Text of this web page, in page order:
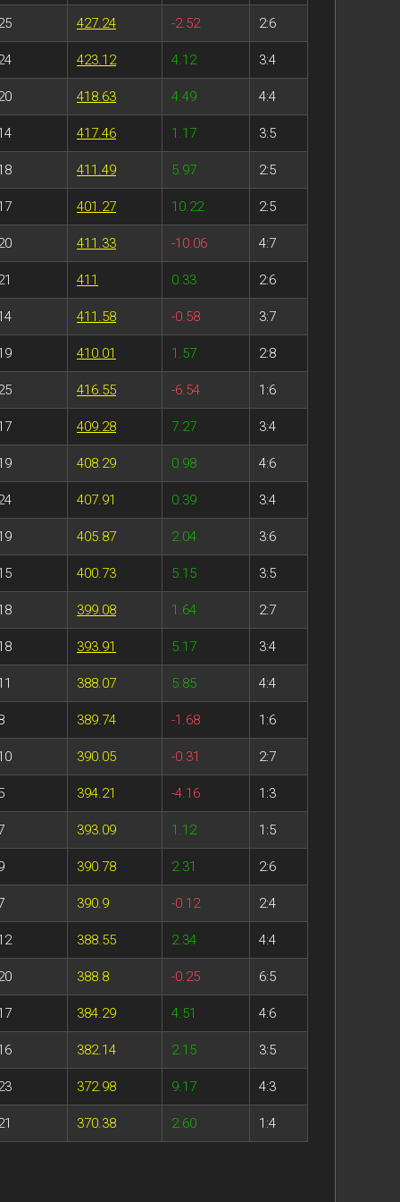
427.24 -2.52 2:6
423.12 4.12 3:4
418.63 4.49 4:4
417.46 1.17 3:5
411.49 5.97 2:5
401.27 10.22 2:5
411.33 -10.06 4:7
411 0.33 2:6
411.58 -0.58 3:7
410.01 1.57 2:8
416.55 -6.54 1:6
409.28 7.27 3:4
408.29 0.98 4:6
407.91 0.39 3:4
405.87 2.04 3:6
400.73 5.15 3:5
399.08 1.64 2:7
393.91 5.17 3:4
388.07 5.85 4:4
389.74 -1.68 1:6
390.05 -0.31 2:7
394.21 -4.16 1:3
393.09 1.12 1:5
390.78 2.31 2:6
390.9 -0.12 2:4
388.55 2.34 4:4
388.8 -0.25 6:5
384.29 4.51 4:6
382.14 2.15 3:5
372.98 9.17 4:3
370.38 2.60 1:4